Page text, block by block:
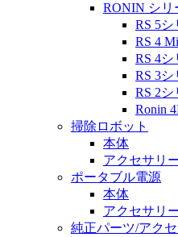
RONIN シリ
RS 5
RS 4
RS 4
RS 3
RS 2
Ronin
掃除ロボット
本体
アクセサリ
ポータブル電源
本体
アクセサリ
純正パーツ/アク